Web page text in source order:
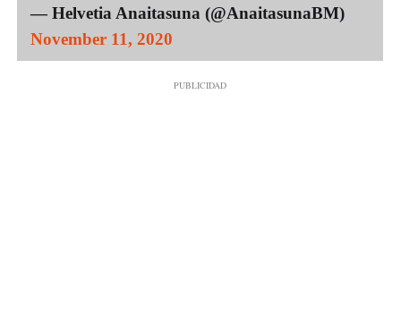
— Helvetia Anaitasuna (@AnaitasunaBM)
November 11, 2020